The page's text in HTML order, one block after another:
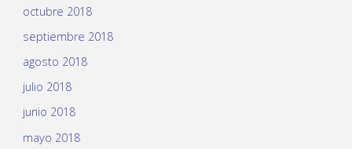
octubre 2018
septiembre 2018
agosto 2018
julio 2018
junio 2018
mayo 2018